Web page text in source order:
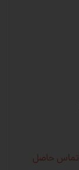
برای استعلام قیمت با شماره تماس 02128423501 تماس حاصل